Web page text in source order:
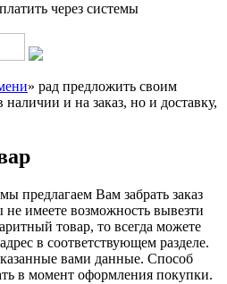
через системы
» рад предложить своим
и на заказ, но и доставку,
предлагаем Вам забрать заказ
не имеете возможность вывезти
товар, то всегда можете
в соответствующем разделе.
вами данные. Способ
в момент оформления покупки.